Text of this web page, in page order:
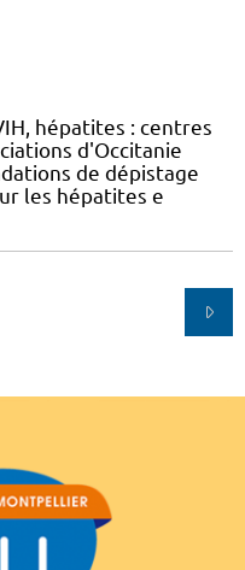
hépatites : centres
d'Occitanie
de dépistage
les hépatites e